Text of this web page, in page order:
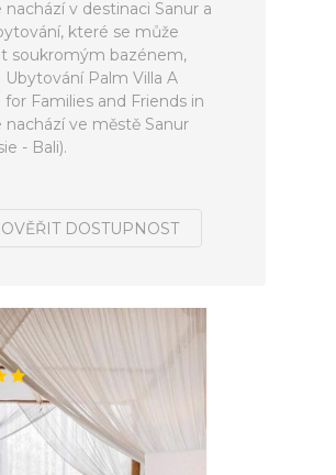
nachází v destinaci Sanur a
které se může
soukromým bazénem,
Ubytování Palm Villa A
for Families and Friends in
nachází ve městě Sanur
- Bali).
OVĚŘIT DOSTUPNOST